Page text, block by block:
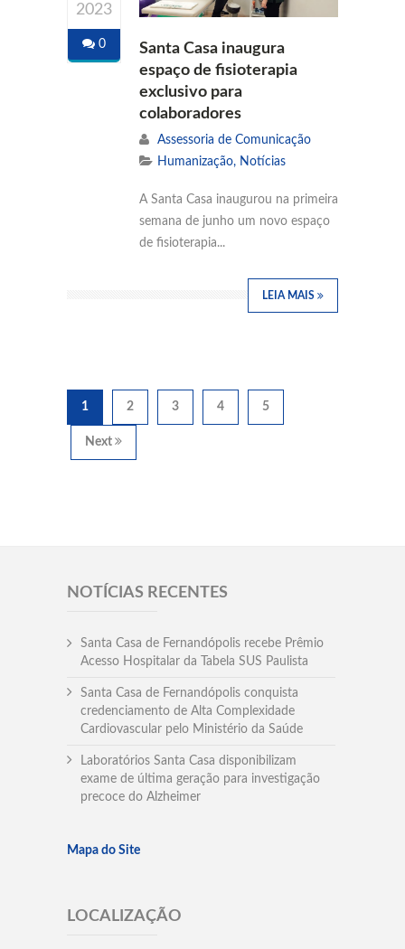
2023
0
Santa Casa inaugura
espaço de fisioterapia
exclusivo para
colaboradores
Assessoria de Comunicação
Humanização, Notícias
A Santa Casa inaugurou na primeira
semana de junho um novo espaço
de fisioterapia...
LEIA MAIS
1 2 3 4 5
Next
NOTÍCIAS RECENTES
Santa Casa de Fernandópolis recebe Prêmio
Acesso Hospitalar da Tabela SUS Paulista
Santa Casa de Fernandópolis conquista
credenciamento de Alta Complexidade
Cardiovascular pelo Ministério da Saúde
Laboratórios Santa Casa disponibilizam
exame de última geração para investigação
precoce do Alzheimer
Mapa do Site
LOCALIZAÇÃO